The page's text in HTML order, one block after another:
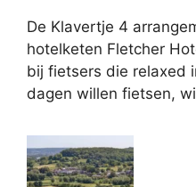
De Klavertje 4
hotelketen Fletcher
bij fietsers die relaxed
dagen willen fietsen,